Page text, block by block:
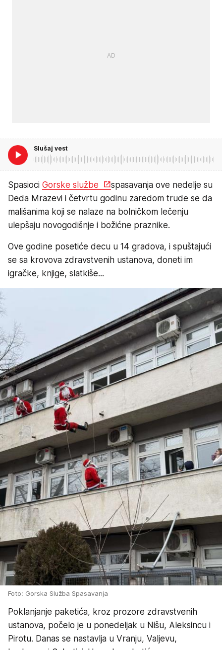
Slušaj vest
Spasioci Gorske službe
spasavanja ove nedelje su
Deda Mrazevi i četvrtu godinu zaredom trude se da
mališanima koji se nalaze na bolničkom lečenju
ulepšaju novogodišnje i božićne praznike.
Ove godine posetiće decu u 14 gradova, i spuštajući
se sa krovova zdravstvenih ustanova, doneti im
igračke, knjige, slatkiše...
Foto: Gorska Služba Spasavanja
Poklanjanje paketića, kroz prozore zdravstvenih
ustanova, počelo je u ponedeljak u Nišu, Aleksincu i
Pirotu. Danas se nastavlja u Vranju, Valjevu,